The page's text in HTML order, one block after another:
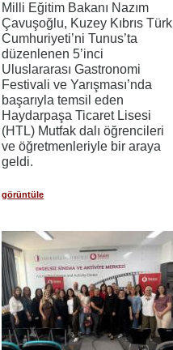
Milli Eğitim Bakanı Nazım
Çavuşoğlu, Kuzey Kıbrıs Türk
Cumhuriyeti’ni Tunus’ta
düzenlenen 5’inci
Uluslararası Gastronomi
Festivali ve Yarışması’nda
başarıyla temsil eden
Haydarpaşa Ticaret Lisesi
(HTL) Mutfak dalı öğrencileri
ve öğretmenleriyle bir araya
geldi.
görüntüle